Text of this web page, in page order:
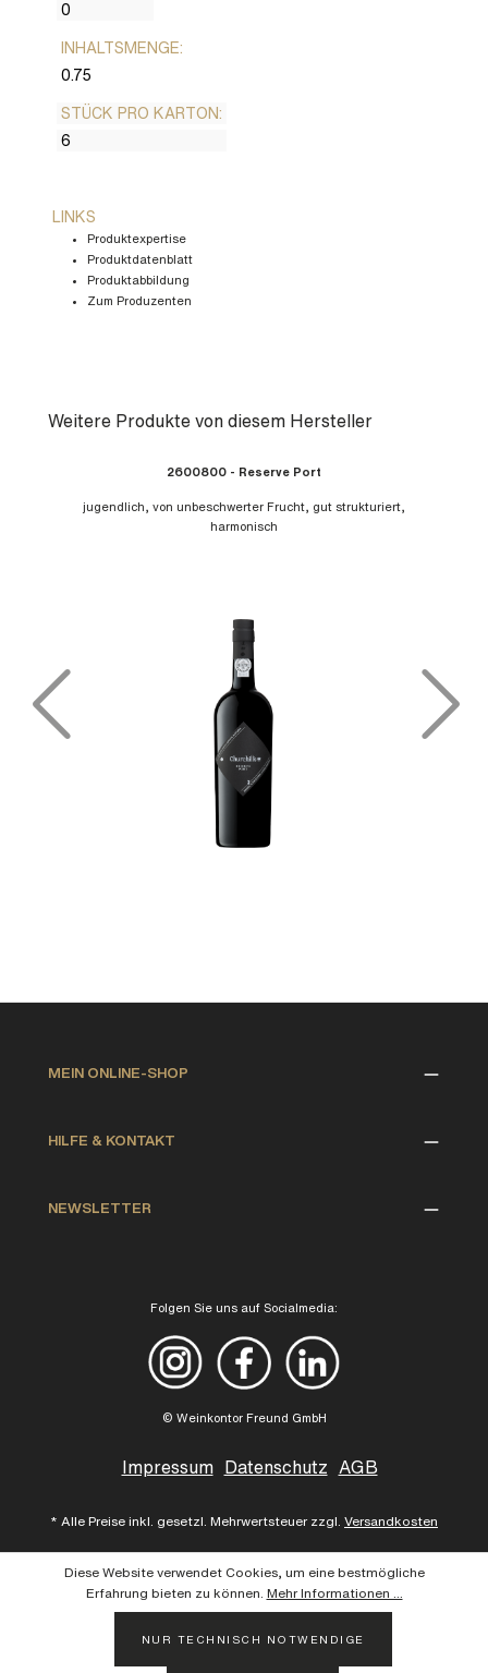
0
INHALTSMENGE:
0.75
STÜCK PRO KARTON:
6
LINKS
Produktexpertise
Produktdatenblatt
Produktabbildung
Zum Produzenten
Produktgalerie überspringen
Weitere Produkte von diesem Hersteller
2600800 - Reserve Port
jugendlich, von unbeschwerter Frucht, gut strukturiert,
harmonisch
MEIN ONLINE-SHOP
HILFE & KONTAKT
NEWSLETTER
Folgen Sie uns auf Socialmedia:
© Weinkontor Freund GmbH
Impressum Datenschutz AGB
* Alle Preise inkl. gesetzl. Mehrwertsteuer zzgl. Versandkosten
Diese Website verwendet Cookies, um eine bestmögliche
Erfahrung bieten zu können. Mehr Informationen ...
NUR TECHNISCH NOTWENDIGE